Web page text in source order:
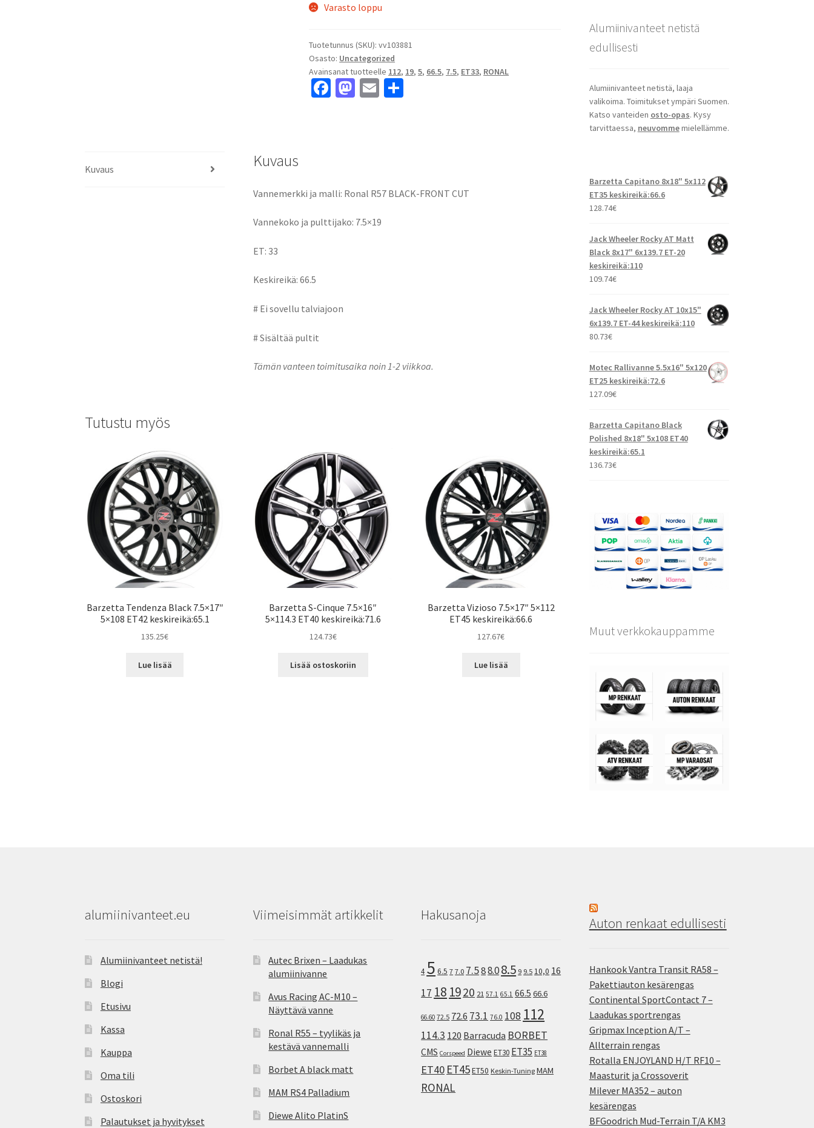
Varasto loppu
Tuotetunnus (SKU):vv103881
Osasto: Uncategorized
Avainsanat tuotteelle 112, 19,5, 66.5, 7.5, ET33, RONAL
Fa
k
M E
Kuvaus Kuvaus
Vannemerkki ja malli: Ronal R57 BLACK-FRONT CUT
Vannekoko ja pulttijako: 7.5×19
ET: 33
Keskireikä: 66.5
# Ei sovellu talviajoon
# Sisältää pultit
Tämän vanteen toimitusaika noin 1-2 viikkoa.
Tutustu myös
Barzetta Tendenza Black 7.5×17″
5×108 ET42 keskireikä:65.1
135.25€
Lue lisää
Barzetta S-Cinque 7.5×16″
5×114.3 ET40 keskireikä:71.6
124.73€
Lisää ostoskoriin
Barzetta Vizioso 7.5×17″ 5×112
ET45 keskireikä:66.6
127.67€
Lue lisää
Alumiinivanteet netistä
edullisesti
Alumiinivanteet netistä, laaja
valikoima. Toimitukset ympäri Suomen.
Katso vanteiden osto-opas. Kysy
tarvittaessa, neuvommemielellämme.
Barzetta Capitano 8x18" 5x112
ET35 keskireikä:66.6
128.74€
Jack Wheeler Rocky AT Matt
Black 8x17" 6x139.7 ET-20
keskireikä:110
109.74€
Jack Wheeler Rocky AT 10x15"
6x139.7 ET-44 keskireikä:110
80.73€
Motec Rallivanne 5.5x16" 5x120
ET25 keskireikä:72.6
127.09€
Barzetta Capitano Black
Polished 8x18" 5x108 ET40
keskireikä:65.1
136.73€
Muut verkkokauppamme
alumiinivanteet.eu
Alumiinivanteet netistä!
Blogi
Etusivu
Kassa
Kauppa
Oma tili
Ostoskori
Palautukset ja hyvitykset
Viimeisimmät artikkelit
Autec Brixen – Laadukas
alumiinivanne
Avus Racing AC-M10 –
Näyttävä vanne
Ronal R55 – tyylikäs ja
kestävä vannemalli
Borbet A black matt
MAM RS4 Palladium
Diewe Alito PlatinS
Hakusanoja
4 5 6.5 7 7.0 7.588.08.5 9 9.5 10,0 16
17 18 1920 21 57.1 65.1 66.5 66.6
66.60 72.5 72.6 73.1 76.0 108 112
114.3 120 Barracuda BORBET
CMS Corspeed Diewe ET30 ET35 ET38
ET40 ET45ET50 Keskin-Tuning MAM
RONAL
Auton renkaat edullisesti
Hankook Vantra Transit RA58 –
Pakettiauton kesärengas
Continental SportContact 7 –
Laadukas sportrengas
Gripmax Inception A/T –
Allterrain rengas
Rotalla ENJOYLAND H/T RF10 –
Maasturit ja Crossoverit
Milever MA352 – auton
kesärengas
BFGoodrich Mud-Terrain T/A KM3